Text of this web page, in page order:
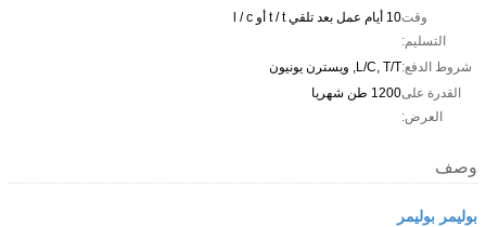
وقت
التسليم:
10 أيام عمل بعد تلقي t / t أو l / c
شروط الدفع:L/C, T/T, ويسترن يونيون
القدرة على
العرض:
1200 طن شهريا
وصف
بوليمر بوليمر